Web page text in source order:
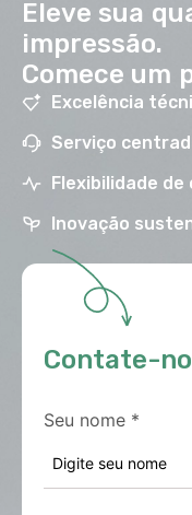
Eleve sua
impressão.
Comece um
Excelência
Serviço
Flexibilidade
Inovação
Contate-
Seu nome *